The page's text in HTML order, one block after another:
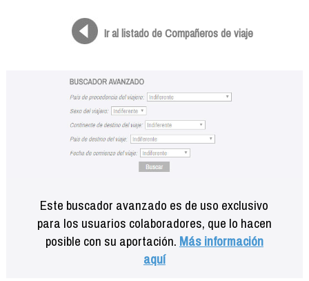
Ir al listado de Compañeros de viaje
Este buscador avanzado es de uso exclusivo
para los usuarios colaboradores, que lo hacen
posible con su aportación. Más información
aquí